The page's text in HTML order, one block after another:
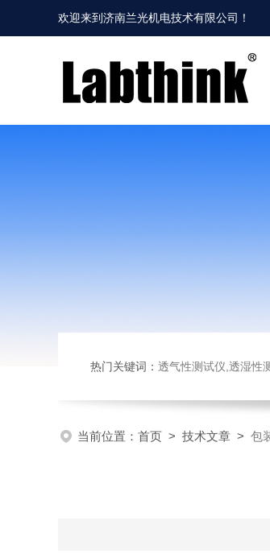
欢迎来到济南兰光机电技术有限公司 ！
热门关键词： 透气性测试仪,透湿性测试
当前位置： 首页 > 技术文章 > 包